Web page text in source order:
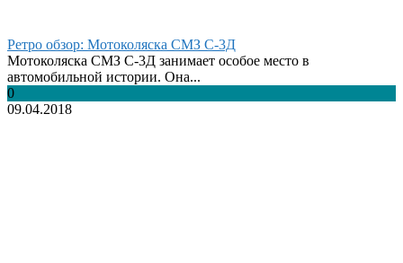
Ретро обзор: Мотоколяска СМЗ С-3Д
Мотоколяска СМЗ С-3Д занимает особое место в
автомобильной истории. Она...
0
09.04.2018